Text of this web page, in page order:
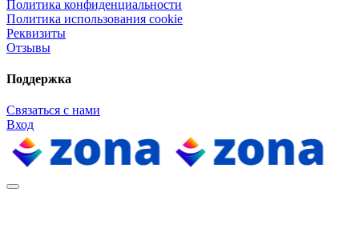
Политика конфиденциальности
Политика использования cookie
Реквизиты
Отзывы
Поддержка
Связаться с нами
Вход